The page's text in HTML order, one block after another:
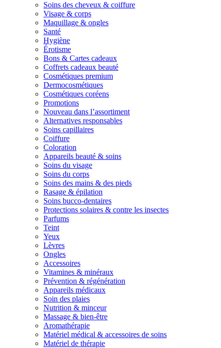
Soins des cheveux & coiffure
Visage & corps
Maquillage & ongles
Santé
Hygiène
Érotisme
Bons & Cartes cadeaux
Coffrets cadeaux beauté
Cosmétiques premium
Dermocosmétiques
Cosmétiques coréens
Promotions
Nouveau dans l’assortiment
Alternatives responsables
Soins capillaires
Coiffure
Coloration
Appareils beauté & soins
Soins du visage
Soins du corps
Soins des mains & des pieds
Rasage & épilation
Soins bucco-dentaires
Protections solaires & contre les insectes
Parfums
Teint
Yeux
Lèvres
Ongles
Accessoires
Vitamines & minéraux
Prévention & régénération
Appareils médicaux
Soin des plaies
Nutrition & minceur
Massage & bien-être
Aromathérapie
Matériel médical & accessoires de soins
Matériel de thérapie